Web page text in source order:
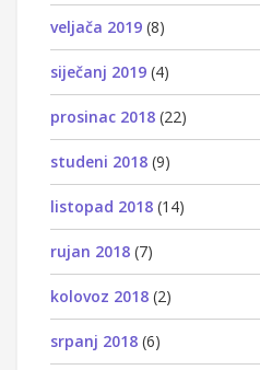
veljača 2019 (8)
siječanj 2019 (4)
prosinac 2018 (22)
studeni 2018 (9)
listopad 2018 (14)
rujan 2018 (7)
kolovoz 2018 (2)
srpanj 2018 (6)